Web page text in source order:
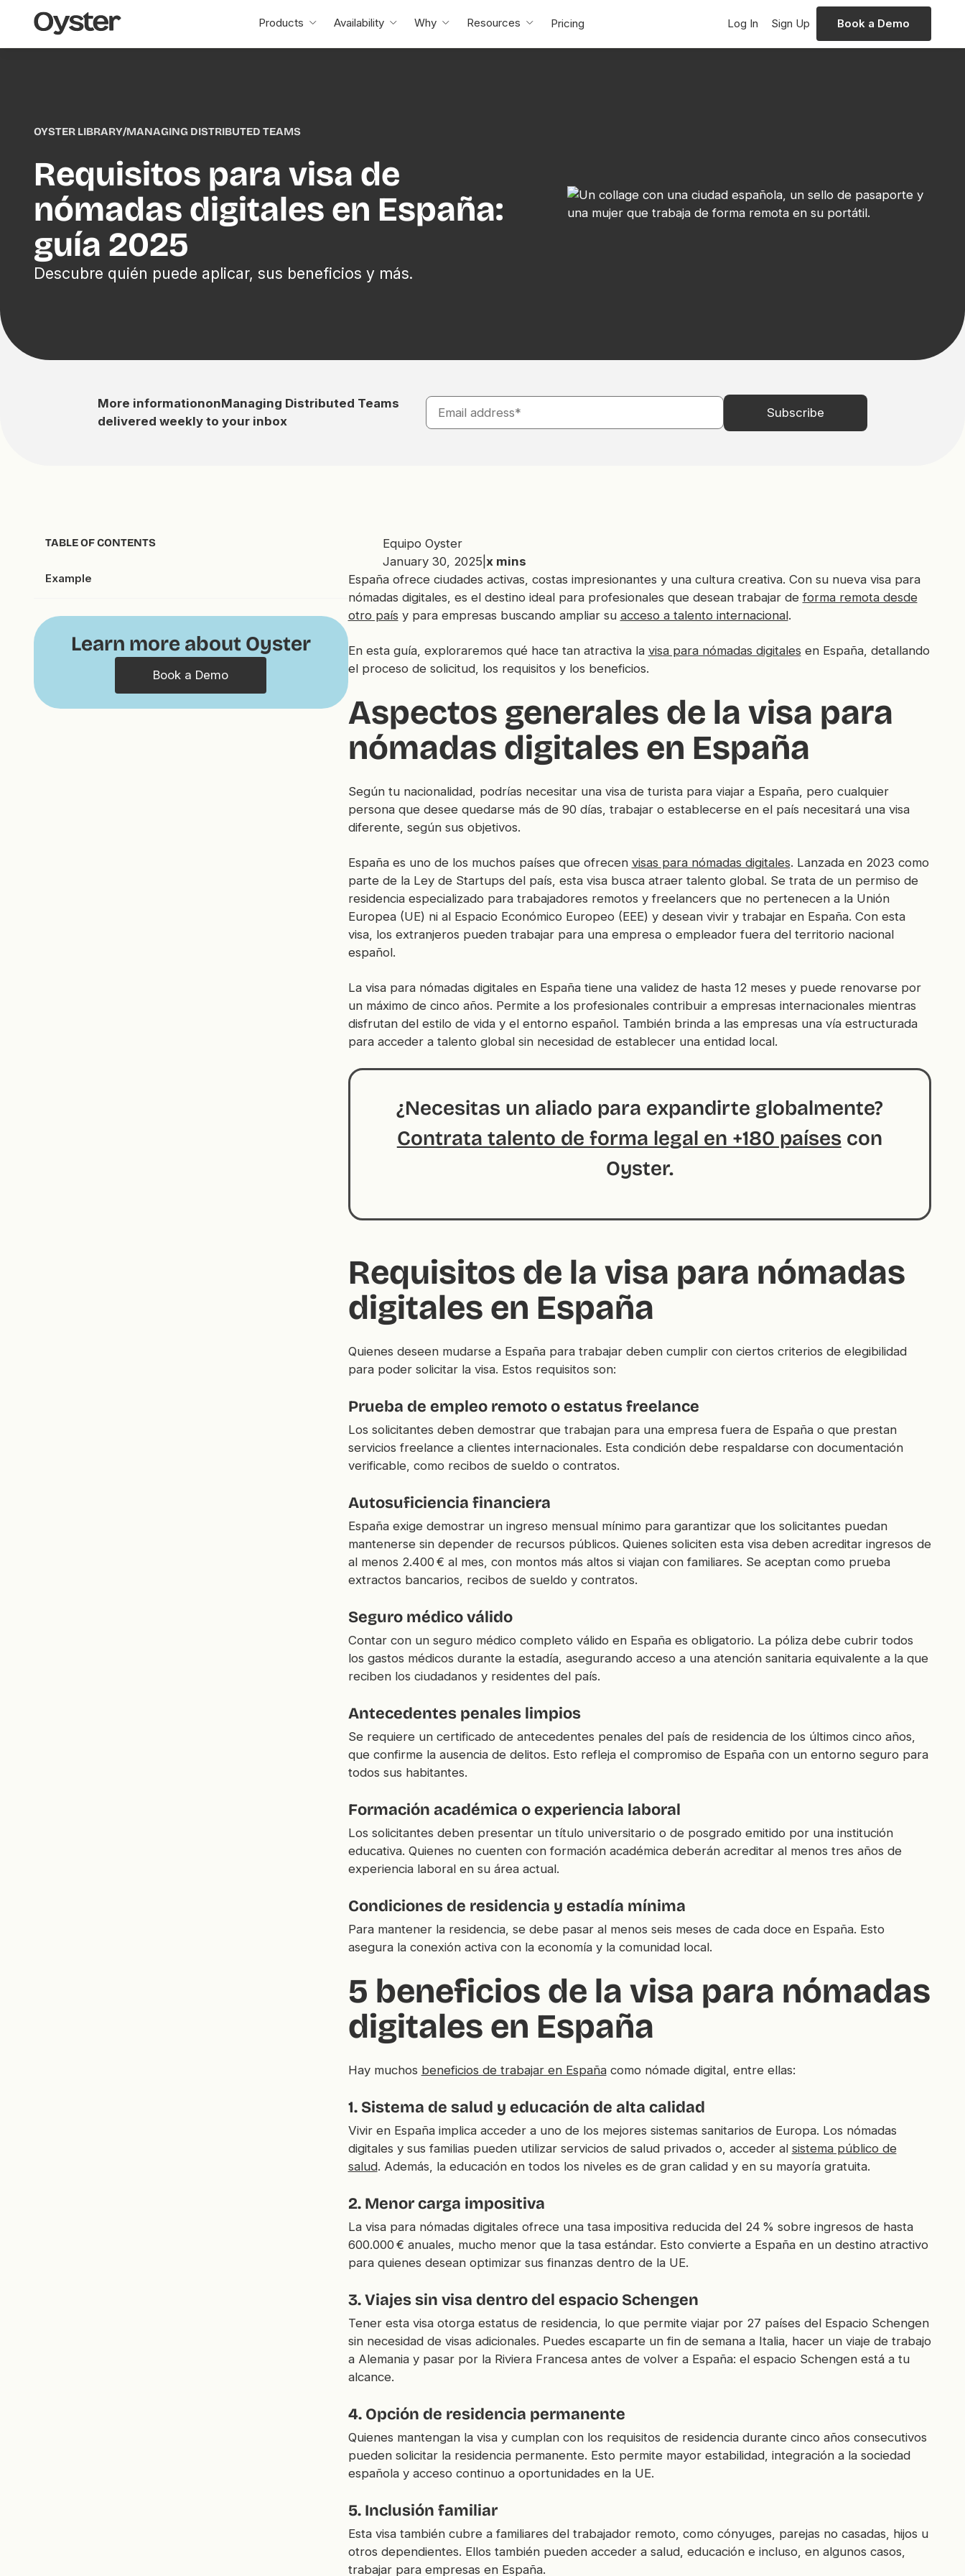
Oyster
Home
Products Availability Why Resources Pricing Log In Sign Up Book a Demo
OYSTER LIBRARY/MANAGING DISTRIBUTED TEAMS
Requisitos para visa de
nómadas digitales en España:
guía 2025
Descubre quién puede aplicar, sus beneficios y más.
More informationonManaging Distributed Teams
delivered weekly to your inbox
TABLE OF CONTENTS
Example
Learn more about Oyster
Book a Demo
Equipo Oyster
January 30, 2025 xmins
España ofrece ciudades activas, costas impresionantes y una cultura creativa. Con su nueva visa para
nómadas digitales, es el destino ideal para profesionales que desean trabajar de forma remota desde
otro país y para empresas buscando ampliar su acceso a talento internacional.
En esta guía, exploraremos qué hace tan atractiva la visa para nómadas digitales en España, detallando
el proceso de solicitud, los requisitos y los beneficios.
Aspectos generales de la visa para
nómadas digitales en España
Según tu nacionalidad, podrías necesitar una visa de turista para viajar a España, pero cualquier
persona que desee quedarse más de 90 días, trabajar o establecerse en el país necesitará una visa
diferente, según sus objetivos.
España es uno de los muchos países que ofrecen visas para nómadas digitales. Lanzada en 2023 como
parte de la Ley de Startups del país, esta visa busca atraer talento global. Se trata de un permiso de
residencia especializado para trabajadores remotos y freelancers que no pertenecen a la Unión
Europea (UE) ni al Espacio Económico Europeo (EEE) y desean vivir y trabajar en España. Con esta
visa, los extranjeros pueden trabajar para una empresa o empleador fuera del territorio nacional
español.
La visa para nómadas digitales en España tiene una validez de hasta 12 meses y puede renovarse por
un máximo de cinco años. Permite a los profesionales contribuir a empresas internacionales mientras
disfrutan del estilo de vida y el entorno español. También brinda a las empresas una vía estructurada
para acceder a talento global sin necesidad de establecer una entidad local.
¿Necesitas un aliado para expandirte globalmente?
Contrata talento de forma legal en +180 países con
Oyster.
Requisitos de la visa para nómadas
digitales en España
Quienes deseen mudarse a España para trabajar deben cumplir con ciertos criterios de elegibilidad
para poder solicitar la visa. Estos requisitos son:
Prueba de empleo remoto o estatus freelance
Los solicitantes deben demostrar que trabajan para una empresa fuera de España o que prestan
servicios freelance a clientes internacionales. Esta condición debe respaldarse con documentación
verificable, como recibos de sueldo o contratos.
Autosuficiencia financiera
España exige demostrar un ingreso mensual mínimo para garantizar que los solicitantes puedan
mantenerse sin depender de recursos públicos. Quienes soliciten esta visa deben acreditar ingresos de
al menos 2.400 € al mes, con montos más altos si viajan con familiares. Se aceptan como prueba
extractos bancarios, recibos de sueldo y contratos.
Seguro médico válido
Contar con un seguro médico completo válido en España es obligatorio. La póliza debe cubrir todos
los gastos médicos durante la estadía, asegurando acceso a una atención sanitaria equivalente a la que
reciben los ciudadanos y residentes del país.
Antecedentes penales limpios
Se requiere un certificado de antecedentes penales del país de residencia de los últimos cinco años,
que confirme la ausencia de delitos. Esto refleja el compromiso de España con un entorno seguro para
todos sus habitantes.
Formación académica o experiencia laboral
Los solicitantes deben presentar un título universitario o de posgrado emitido por una institución
educativa. Quienes no cuenten con formación académica deberán acreditar al menos tres años de
experiencia laboral en su área actual.
Condiciones de residencia y estadía mínima
Para mantener la residencia, se debe pasar al menos seis meses de cada doce en España. Esto
asegura la conexión activa con la economía y la comunidad local.
5 beneficios de la visa para nómadas
digitales en España
Hay muchos beneficios de trabajar en Españacomo nómade digital, entre ellas:
1. Sistema de salud y educación de alta calidad
Vivir en España implica acceder a uno de los mejores sistemas sanitarios de Europa. Los nómadas
digitales y sus familias pueden utilizar servicios de salud privados o, acceder al sistema público de
salud. Además, la educación en todos los niveles es de gran calidad y en su mayoría gratuita.
2. Menor carga impositiva
La visa para nómadas digitales ofrece una tasa impositiva reducida del 24 % sobre ingresos de hasta
600.000 € anuales, mucho menor que la tasa estándar. Esto convierte a España en un destino atractivo
para quienes desean optimizar sus finanzas dentro de la UE.
3. Viajes sin visa dentro del espacio Schengen
Tener esta visa otorga estatus de residencia, lo que permite viajar por 27 países del Espacio Schengen
sin necesidad de visas adicionales. Puedes escaparte un fin de semana a Italia, hacer un viaje de trabajo
a Alemania y pasar por la Riviera Francesa antes de volver a España: el espacio Schengen está a tu
alcance.
4. Opción de residencia permanente
Quienes mantengan la visa y cumplan con los requisitos de residencia durante cinco años consecutivos
pueden solicitar la residencia permanente. Esto permite mayor estabilidad, integración a la sociedad
española y acceso continuo a oportunidades en la UE.
5. Inclusión familiar
Esta visa también cubre a familiares del trabajador remoto, como cónyuges, parejas no casadas, hijos u
otros dependientes. Ellos también pueden acceder a salud, educación e incluso, en algunos casos,
trabajar para empresas en España.